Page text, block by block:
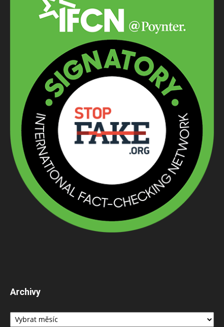
Archivy
Archivy